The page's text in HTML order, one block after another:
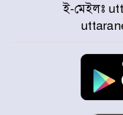
ই-মেইলঃ